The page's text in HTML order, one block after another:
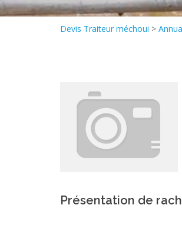
Devis Traiteur méchoui >
Présentation de